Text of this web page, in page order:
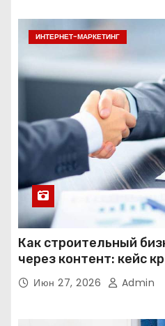
ИНТЕРНЕТ-МАРКЕТИНГ
Как строительный
через контент: кейс
Июн 27, 2026 Admin